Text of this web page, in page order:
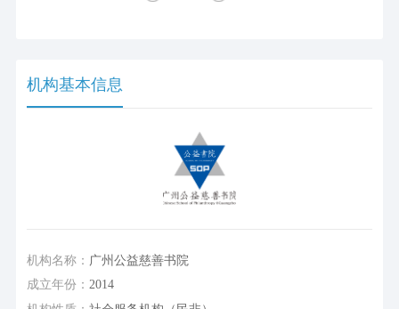
机构基本信息
机构名称： 广州公益慈善书院
成立年份： 2014